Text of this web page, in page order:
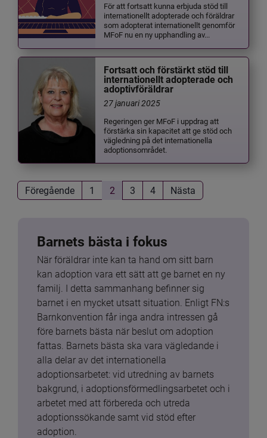
För att fortsatt kunna erbjuda stöd till
internationellt adopterade och föräldrar
som adopterat internationellt genomför
MFoF nu en ny upphandling av...
Fortsatt och förstärkt stöd till
internationellt adopterade och
adoptivföräldrar
27 januari 2025
Regeringen ger MFoF i uppdrag att
förstärka sin kapacitet att ge stöd och
vägledning på det internationella
adoptionsområdet.
Föregående 1 2 3 4 Nästa
Barnets bästa i fokus
När föräldrar inte kan ta hand om sitt barn
kan adoption vara ett sätt att ge barnet en ny
familj. I detta sammanhang befinner sig
barnet i en mycket utsatt situation. Enligt FN:s
Barnkonvention får inga andra intressen gå
före barnets bästa när beslut om adoption
fattas. Barnets bästa ska vara vägledande i
alla delar av det internationella
adoptionsarbetet: vid utredning av barnets
bakgrund, i adoptionsförmedlingsarbetet och i
arbetet med att förbereda och utreda
adoptionssökande samt vid stöd efter
adoption.